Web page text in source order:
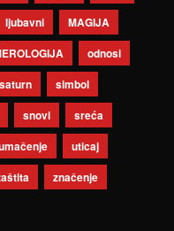
ljubavni
MAGIJA
odnosi
saturn
simbol
snovi
sreća
uticaj
značenje